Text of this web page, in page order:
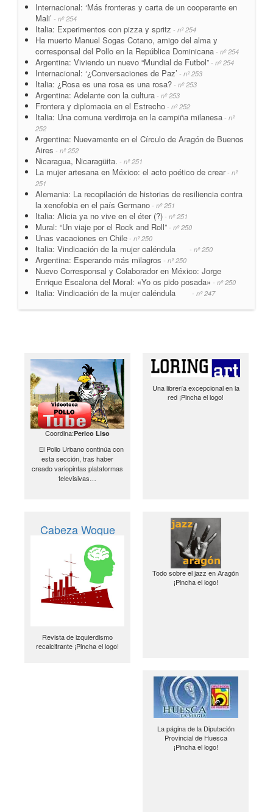
Internacional: ‘Más fronteras y carta de un cooperante en
Mali’ - nº 254
Italia: Experimentos con pizza y spritz - nº 254
Ha muerto Manuel Sogas Cotano, amigo del alma y
corresponsal del Pollo en la República Dominicana - nº 254
Argentina: Viviendo un nuevo “Mundial de Futbol” - nº 254
Internacional: ‘¿Conversaciones de Paz’ - nº 253
Italia: ¿Rosa es una rosa es una rosa? - nº 253
Argentina: Adelante con la cultura - nº 253
Frontera y diplomacia en el Estrecho - nº 252
Italia: Una comuna verdirroja en la campiña milanesa - nº
252
Argentina: Nuevamente en el Círculo de Aragón de Buenos
Aires - nº 252
Nicaragua, Nicaragüita. - nº 251
La mujer artesana en México: el acto poético de crear- nº
251
Alemania: La recopilación de historias de resiliencia contra
la xenofobia en el país Germano - nº 251
Italia: Alicia ya no vive en el éter (?) - nº 251
Mural: “Un viaje por el Rock and Roll” - nº 250
Unas vacaciones en Chile - nº 250
Italia: Vindicación de la mujer caléndula - nº 250
Argentina: Esperando más milagros - nº 250
Nuevo Corresponsal y Colaborador en México: Jorge
Enrique Escalona del Moral: «Yo os pido posada» - nº 250
Italia: Vindicación de la mujer caléndula - nº 247
Coordina:Perico Liso
El Pollo Urbano continúa con
esta sección, tras haber
creado variopintas plataformas
televisivas…
Una librería excepcional en la
red ¡Pincha el logo!
Cabeza Woque
Revista de izquierdismo
recalcitrante ¡Pincha el logo!
Todo sobre el jazz en Aragón
¡Pincha el logo!
La página de la Diputación
Provincial de Huesca
¡Pincha el logo!